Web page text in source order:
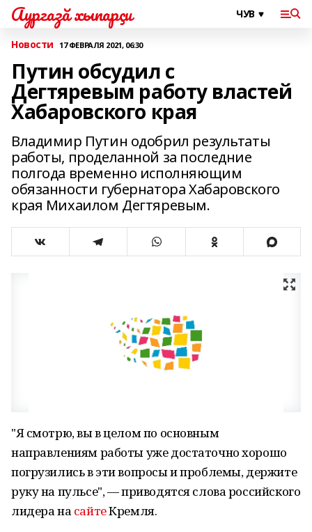
Аургазă хыпарçи
Новости 17 ФЕВРАЛЯ 2021, 06:30
Путин обсудил с
Дегтяревым работу властей
Хабаровского края
Владимир Путин одобрил результаты
работы, проделанной за последние
полгода временно исполняющим
обязанности губернатора Хабаровского
края Михаилом Дегтяревым.
"Я смотрю, вы в целом по основным
направлениям работы уже достаточно хорошо
погрузились в эти вопросы и проблемы, держите
руку на пульсе", — приводятся слова российского
лидера на сайтеКремля.